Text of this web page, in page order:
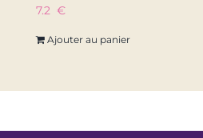
7.2 €
Ajouter au panier